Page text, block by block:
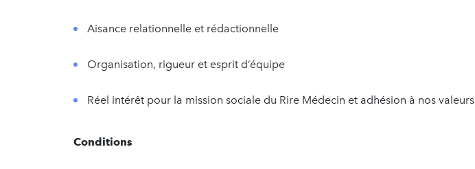
Aisance relationnelle et rédactionnelle
Organisation, rigueur et esprit d’équipe
Réel intérêt pour la mission sociale du Rire Médecin et adhésion à nos valeurs
Conditions